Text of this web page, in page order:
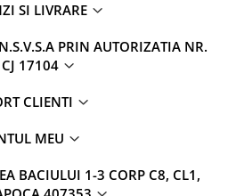
SI LIVRARE
PRIN AUTORIZATIA NR.
17104
CLIENTI
MEU
BACIULUI 1-3 CORP C8, CL1,